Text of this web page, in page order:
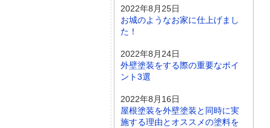
2022年8月25日
お城のようなお家に仕上げまし
た！
2022年8月24日
外壁塗装をする際の重要なポイ
ント3選
2022年8月16日
屋根塗装を外壁塗装と同時に実
施する理由とオススメの塗料を